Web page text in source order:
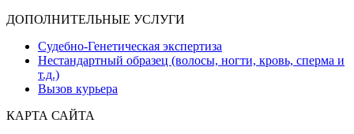
ДОПОЛНИТЕЛЬНЫЕ УСЛУГИ
Судебно-Генетическая экспертиза
Нестандартный образец (волосы, ногти, кровь, сперма и
т.д.)
Вызов курьера
КАРТА САЙТА